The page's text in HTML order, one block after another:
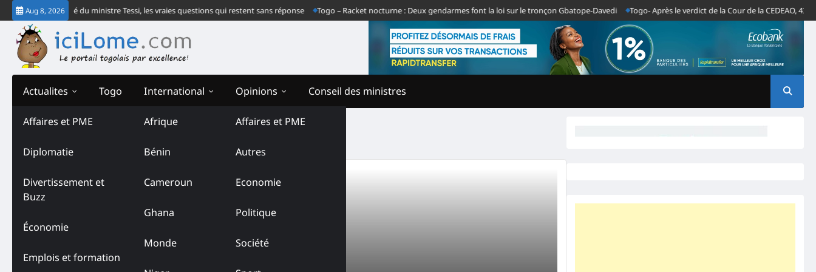
Skip
to
content
Aug 8, 2026
le communiqué du ministre Tessi, les vraies questions qui restent sans réponse Togo – Racket nocturne : Deux gendarmes font la loi sur le tronçon Gbatope-Davedi Togo- Après le verdict de la Cour de la CEDEAO, 43
Actualites
Affaires et PME
Diplomatie
Divertissement et
Buzz
Économie
Emplois et formation
Togo International
Afrique
Bénin
Cameroun
Ghana
Monde
Opinions
Affaires et PME
Autres
Economie
Politique
Société
Conseil des ministres
Tag:Télévision Togolaise (TVT)